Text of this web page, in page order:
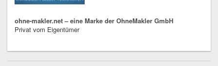
ohne-makler.net – eine Marke der OhneMakler GmbH
Privat vom Eigentümer